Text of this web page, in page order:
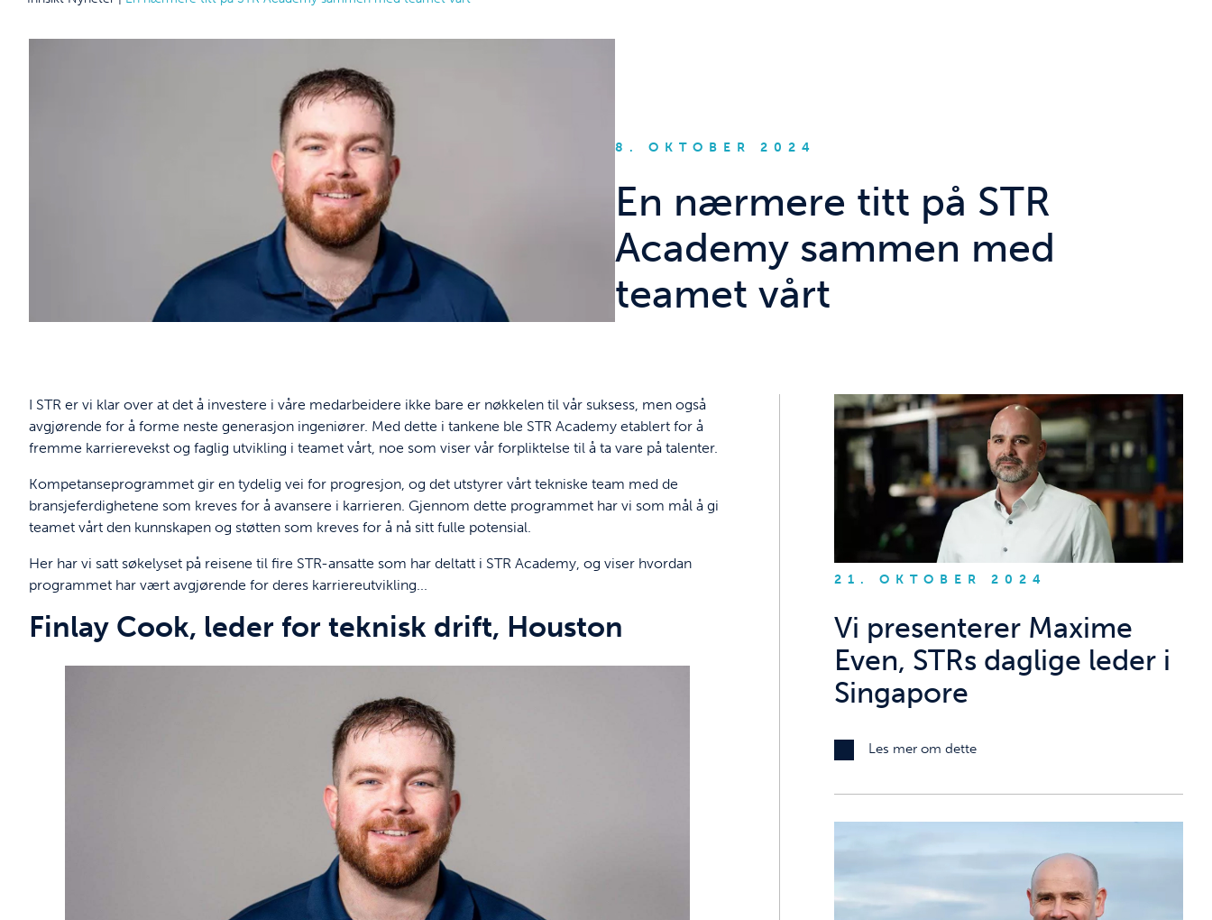
8. OKTOBER 2024
En nærmere titt på STR
Academy sammen med
teamet vårt
I STR er vi klar over at det å investere i våre medarbeidere ikke bare er nøkkelen til vår suksess, men også
avgjørende for å forme neste generasjon ingeniører. Med dette i tankene ble STR Academy etablert for å
fremme karrierevekst og faglig utvikling i teamet vårt, noe som viser vår forpliktelse til å ta vare på talenter.
Kompetanseprogrammet gir en tydelig vei for progresjon, og det utstyrer vårt tekniske team med de
bransjeferdighetene som kreves for å avansere i karrieren. Gjennom dette programmet har vi som mål å gi
teamet vårt den kunnskapen og støtten som kreves for å nå sitt fulle potensial.
Her har vi satt søkelyset på reisene til fire STR-ansatte som har deltatt i STR Academy, og viser hvordan
programmet har vært avgjørende for deres karriereutvikling...
Finlay Cook, leder for teknisk drift, Houston
21. OKTOBER 2024
Vi presenterer Maxime
Even, STRs daglige leder i
Singapore
Les mer om dette